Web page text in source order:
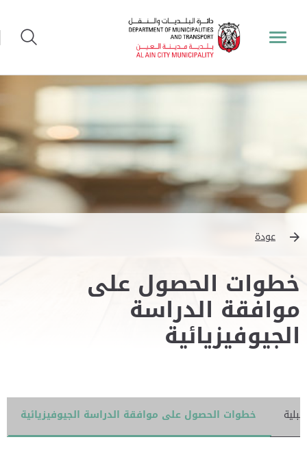
عودة
خطوات الحصول على
موافقة الدراسة
الجيوفيزيائية
خطوات الحصول على موافقة الدراسة الجيوفيزيائية